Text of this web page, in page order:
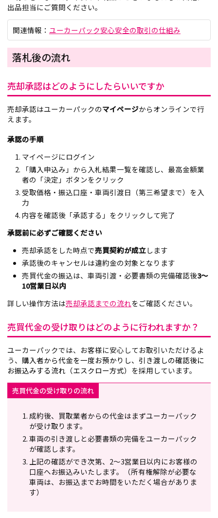
出品担当にご質問ください。
関連情報： ユーカーパック安心安全の取引の仕組み
落札後の流れ
売却承認はどのようにしたらいいですか
売却承認はユーカーパックのマイページからオンラインで行
えます。
承認の手順
マイページにログイン
「購入申込み」から入札結果一覧を確認し、最高金額業
者の「決定」ボタンをクリック
受取価格・振込口座・車両引渡日（第三希望まで）を入
力
内容を確認後「承認する」をクリックして完了
承認前に必ずご確認ください
売却承認をした時点で売買契約が成立します
承認後のキャンセルは違約金の対象となります
売買代金の振込は、車両引渡・必要書類の完備確認後3〜
10営業日以内
詳しい操作方法は売却承認までの流れをご確認ください。
売買代金の受け取りはどのように行われますか？
ユーカーパックでは、お客様に安心してお取引いただけるよ
う、 購入者から代金を一度お預かりし、引き渡しの確認後に
お振込みする流れ（エスクロー方式） を採用しています。
売買代金の受け取りの流れ
成約後、買取業者からの代金はまずユーカーパック
が受け取ります。
車両の引き渡しと必要書類の完備をユーカーパック
が確認します。
上記の確認ができ次第、2～3営業日以内にお客様の
口座へお振込みいたします。
（所有権解除が必要な
車両は、お振込までお時間をいただく場合がありま
す）